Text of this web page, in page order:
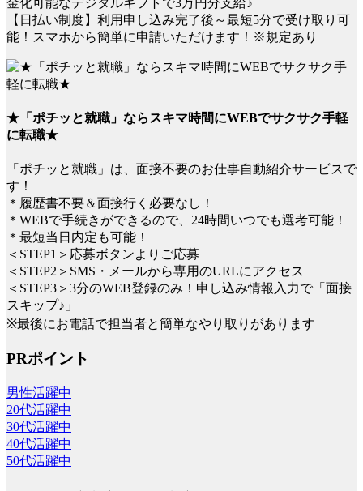
【日払い制度】利用申し込み完了後～最短5分で受け取り可
能！スマホから簡単に申請いただけます！※規定あり
★「ポチッと就職」ならスキマ時間にWEBでサクサク手軽
に転職★
「ポチッと就職」は、面接不要のお仕事自動紹介サービスで
す！
＊履歴書不要＆面接行く必要なし！
＊WEBで手続きができるので、24時間いつでも選考可能！
＊最短当日内定も可能！
＜STEP1＞応募ボタンよりご応募
＜STEP2＞SMS・メールから専用のURLにアクセス
＜STEP3＞3分のWEB登録のみ！申し込み情報入力で「面接
スキップ♪」
※最後にお電話で担当者と簡単なやり取りがあります
PRポイント
男性活躍中
20代活躍中
30代活躍中
40代活躍中
50代活躍中